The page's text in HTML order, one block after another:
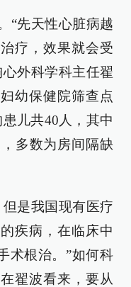
“先天性心脏病越
疗，效果就会受
外科学科主任翟
幼保健院筛查点
儿共40人，其中
多数为房间隔缺
是我国现有医疗
疾病，在临床中
术根治。”如何科
翟波看来，要从